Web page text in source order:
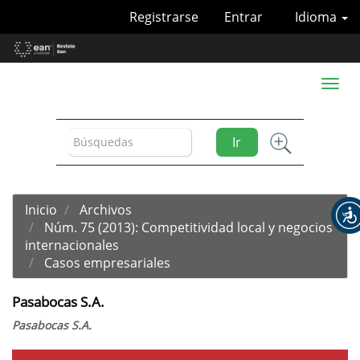
Contenido
principal
Idioma
Registrarse Entrar
Ir
Toggle
Inicio
Archivos
Núm. 75 (2013): Competitividad local y negocios
internacionales
Casos empresariales
Pasabocas S.A.
Pasabocas S.A.